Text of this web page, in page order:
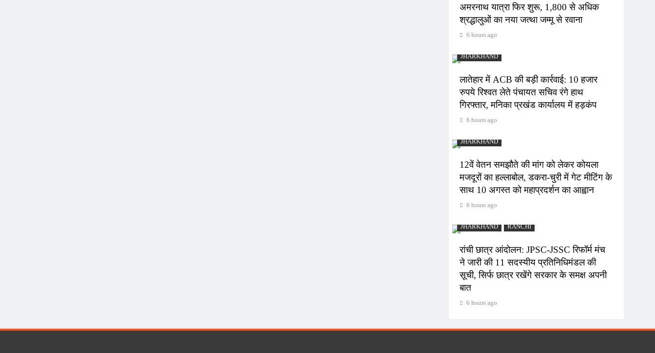
अमरनाथ यात्रा फिर शुरू, 1,800 से अधिक
श्रद्धालुओं का नया जत्था जम्मू से रवाना
6 hours ago
JHARKHAND
लातेहार में ACB की बड़ी कार्रवाई: 10 हजार
रुपये रिश्वत लेते पंचायत सचिव रंगे हाथ
गिरफ्तार, मनिका प्रखंड कार्यालय में हड़कंप
6 hours ago
JHARKHAND
12वें वेतन समझौते की मांग को लेकर कोयला
मजदूरों का हल्लाबोल, डकरा-चुरी में गेट मीटिंग के
साथ 10 अगस्त को महाप्रदर्शन का आह्वान
6 hours ago
JHARKHAND RANCHI
रांची छात्र आंदोलन: JPSC-JSSC रिफॉर्म मंच
ने जारी की 11 सदस्यीय प्रतिनिधिमंडल की
सूची, सिर्फ छात्र रखेंगे सरकार के समक्ष अपनी
बात
6 hours ago